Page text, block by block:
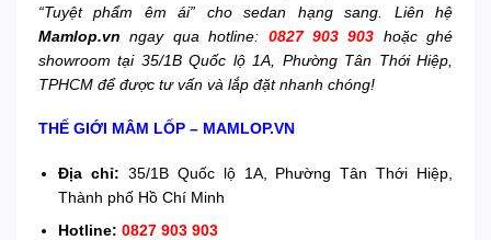
“Tuyệt phẩm êm ái” cho sedan hạng sang. Liên hệ
Mamlop.vn ngay qua hotline: 0827 903 903 hoặc ghé
showroom tại 35/1B Quốc lộ 1A, Phường Tân Thới Hiệp,
TPHCM để được tư vấn và lắp đặt nhanh chóng!
THẾ GIỚI MÂM LỐP – MAMLOP.VN
Địa chỉ: 35/1B Quốc lộ 1A, Phường Tân Thới Hiệp,
Thành phố Hồ Chí Minh
Hotline: 0827 903 903